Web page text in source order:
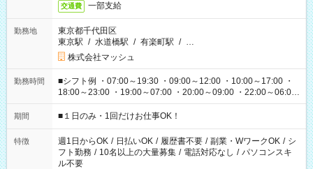
交通費 一部支給
勤務地
東京都千代田区
東京駅 / 水道橋駅 / 有楽町駅 / …
株式会社マッシュ
勤務時間
■シフト例 ・07:00～19:30 ・09:00～12:00 ・10:00～17:00 ・
18:00～23:00 ・19:00～07:00 ・20:00～09:00 ・22:00～06:00
etc ★最短で3時間で5,120円のお仕事から 15時間で2万円近く稼
げるお仕事も！ ご希望のお時間に合わせてご紹介！ ※シフトは
ください！
期間 ■１日のみ・1回だけお仕事OK！
特徴 週1日からOK / 日払いOK / 履歴書不要 / 副業・WワークOK / シ
フト勤務 / 10名以上の大量募集 / 電話対応なし / パソコンスキ
ル不要